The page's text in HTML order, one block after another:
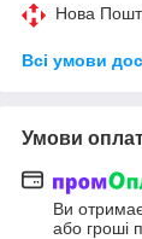
Нова
Всі умови
Умови
Ви
або гроші